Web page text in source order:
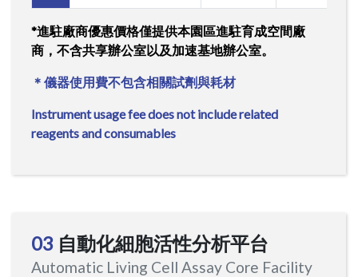
*進駐廠商優惠價格僅提供本園區進駐育成空間廠
商，不含共享辦公室以及加速基地辦公室。
＊儀器使用費不包含相關試劑與耗材
Instrument usage fee does not include related
reagents and consumables
03 自動化細胞活性分析平台
Automatic Living Cell Assay Core Facility